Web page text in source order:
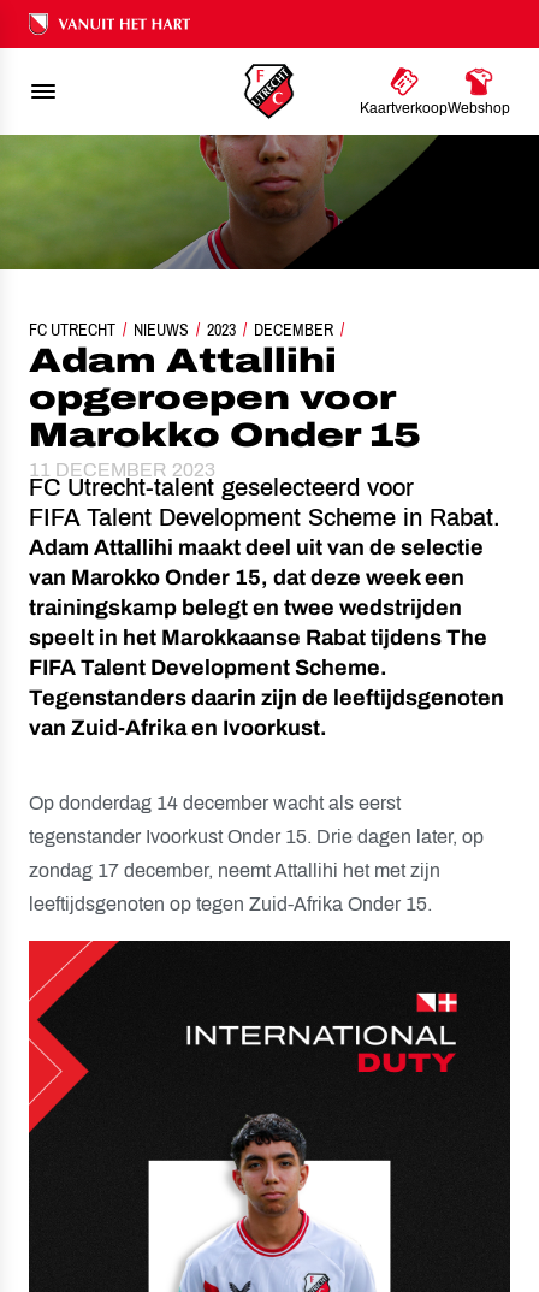
Ons nalatenschap
KaartverkoopWebshop
FC UTRECHT NIEUWS 2023 DECEMBER
ADAM ATTALLIHI OPGEROEPEN VOOR MAROKKO ONDER
Adam Attallihi
opgeroepen voor
Marokko Onder 15
11 DECEMBER 2023
FC Utrecht-talent geselecteerd voor
FIFA Talent Development Scheme in Rabat.
Adam Attallihi maakt deel uit van de selectie
van Marokko Onder 15, dat deze week een
trainingskamp belegt en twee wedstrijden
speelt in het Marokkaanse Rabat tijdens The
FIFA Talent Development Scheme.
Tegenstanders daarin zijn de leeftijdsgenoten
van Zuid-Afrika en Ivoorkust.
Op donderdag 14 december wacht als eerst
tegenstander Ivoorkust Onder 15. Drie dagen later, op
zondag 17 december, neemt Attallihi het met zijn
leeftijdsgenoten op tegen Zuid-Afrika Onder 15.